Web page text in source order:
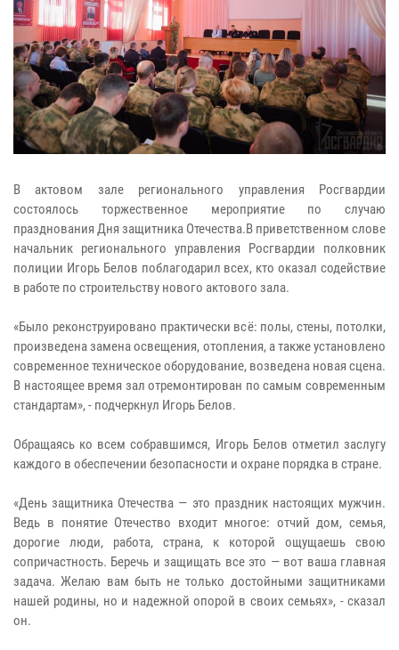
В актовом зале регионального управления Росгвардии
состоялось торжественное мероприятие по случаю
празднования Дня защитника Отечества.В приветственном слове
начальник регионального управления Росгвардии полковник
полиции Игорь Белов поблагодарил всех, кто оказал содействие
в работе по строительству нового актового зала.
«Было реконструировано практически всё: полы, стены, потолки,
произведена замена освещения, отопления, а также установлено
современное техническое оборудование, возведена новая сцена.
В настоящее время зал отремонтирован по самым современным
стандартам», - подчеркнул Игорь Белов.
Обращаясь ко всем собравшимся, Игорь Белов отметил заслугу
каждого в обеспечении безопасности и охране порядка в стране.
«День защитника Отечества — это праздник настоящих мужчин.
Ведь в понятие Отечество входит многое: отчий дом, семья,
дорогие люди, работа, страна, к которой ощущаешь свою
сопричастность. Беречь и защищать все это — вот ваша главная
задача. Желаю вам быть не только достойными защитниками
нашей родины, но и надежной опорой в своих семьях», - сказал
он.